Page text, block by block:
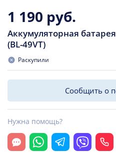
1 190 руб.
Аккумуляторная
(BL-49VT)
Раскупили
Сообщить о
Нужна помощь?
Открыть чат
WhatsappTelegramViber